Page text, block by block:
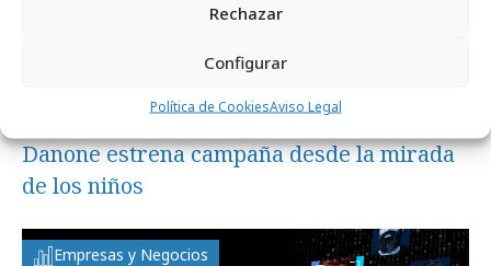
Rechazar
Configurar
Política de CookiesAviso Legal
miércoles, 17 de junio 2026
Danone estrena campaña desde la mirada
de los niños
Empresas y Negocios